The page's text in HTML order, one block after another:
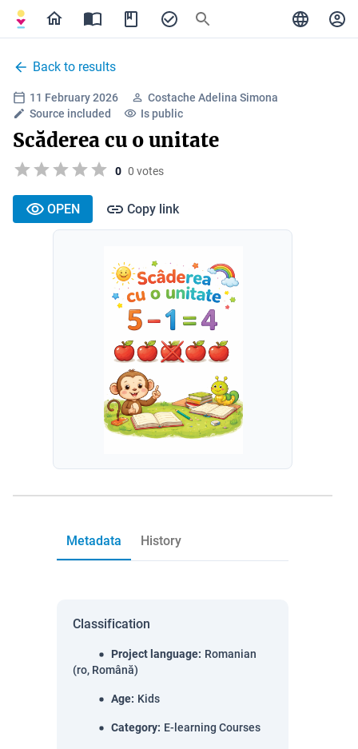
Back to results
11 February 2026
Costache Adelina Simona
Source included
Is public
Scăderea cu o unitate
0 0 votes
OPEN Copy link
Metadata History
Classification
Project language: Romanian
(ro, Română)
Age: Kids
Category: E-learning Courses